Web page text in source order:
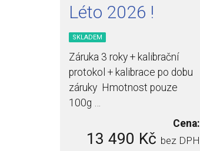
Léto 2026 !
SKLADEM
Záruka 3 roky + kalibrační
protokol + kalibrace po dobu
záruky Hmotnost pouze
100g …
Cena:
13 490 Kč bez DPH